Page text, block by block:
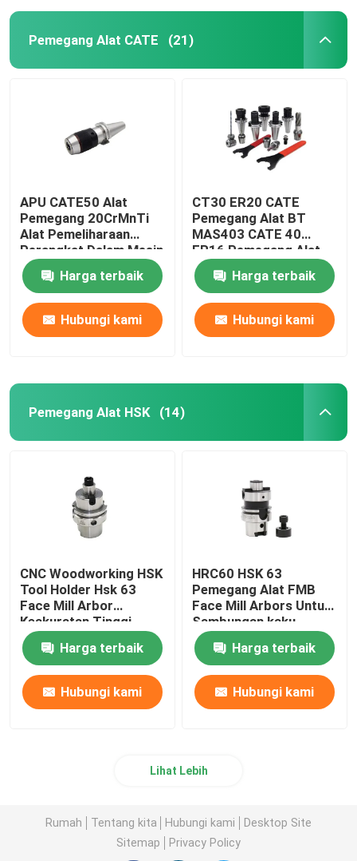
Pemegang Alat CATE (21)
APU CATE50 Alat
Pemegang 20CrMnTi
Alat Pemeliharaan
Perangkat Dalam Mesin
CNC
Harga terbaik
Hubungi kami
CT30 ER20 CATE
Pemegang Alat BT
MAS403 CATE 40
ER16 Pemegang Alat
Harga terbaik
Hubungi kami
Pemegang Alat HSK (14)
CNC Woodworking HSK
Tool Holder Hsk 63
Face Mill Arbor
Keakuratan Tinggi
Harga terbaik
Hubungi kami
HRC60 HSK 63
Pemegang Alat FMB
Face Mill Arbors Untuk
Sambungan kaku
Harga terbaik
Hubungi kami
Lihat Lebih
Rumah Tentang kita Hubungi kami
Desktop Site
Sitemap
Privacy Policy